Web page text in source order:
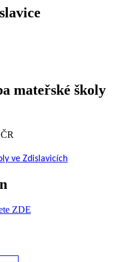
mateřské školy
ve Zdislavicích
ZDE